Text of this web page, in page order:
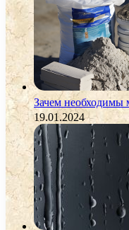
Зачем
19.01.2024